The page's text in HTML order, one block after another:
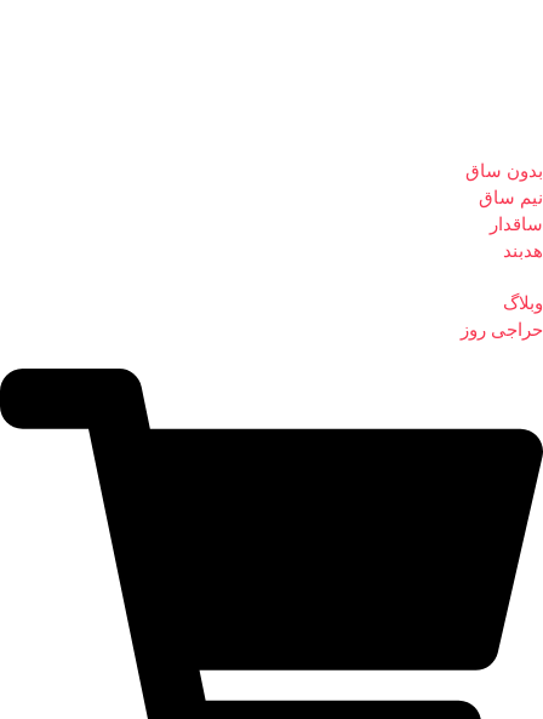
بدون ساق
نیم ساق
ساقدار
هدبند
وبلاگ
حراجی روز